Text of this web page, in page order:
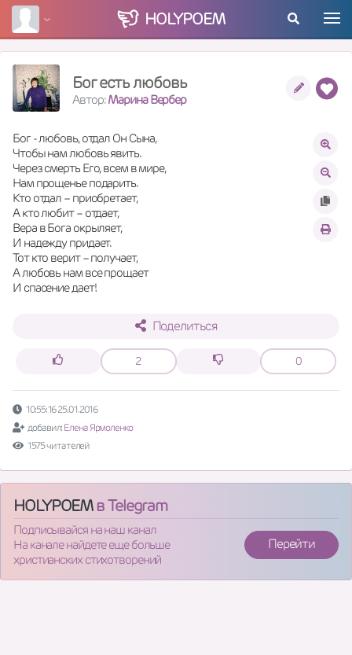
HOLYPOEM
Бог есть любовь
Автор:Марина Вербер
Бог - любовь, отдал Он Сына,
Чтобы нам любовь явить.
Через смерть Его, всем в мире,
Нам прощенье подарить.
Кто отдал – приобретает,
А кто любит – отдает,
Вера в Бога окрыляет,
И надежду придает.
Тот кто верит – получает,
А любовь нам все прощает
И спасение дает!
Поделиться
2 0
10:55:16 25.01.2016
добавил: Елена Ярмоленко
1575 читателей
HOLYPOEMв Telegram
Подписывайся на наш канал
На канале найдете еще больше
христианских стихотворений
Перейти